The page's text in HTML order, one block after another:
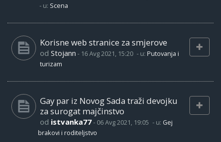
- u: Scena
Korisne web stranice za smjerove
od Stojann - 16 Avg 2021, 15:20 - u: Putovanja i
turizam
Gay par iz Novog Sada traži devojku
za surogat majčinstvo
od istvanka77- 06 Avg 2021, 19:05 - u: Gej
brakovi i roditeljstvo